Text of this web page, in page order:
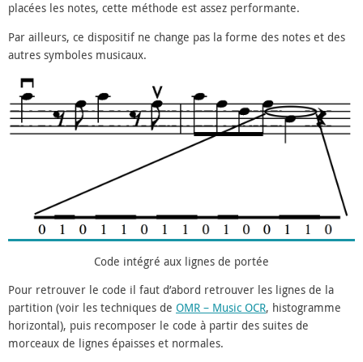
placées les notes, cette méthode est assez performante.
Par ailleurs, ce dispositif ne change pas la forme des notes et des
autres symboles musicaux.
Code intégré aux lignes de portée
Pour retrouver le code il faut d’abord retrouver les lignes de la
partition (voir les techniques de OMR – Music OCR, histogramme
horizontal), puis recomposer le code à partir des suites de
morceaux de lignes épaisses et normales.